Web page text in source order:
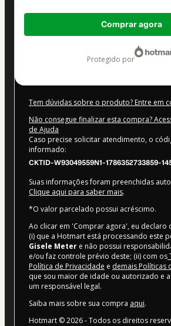
Total
Comprar agora
protegido por
Tem dúvidas sobre o produto? Entre em
Não consegue finalizar esta compra?
de Ajuda
Caso precise solicitar atendimento, o
informado:
CKTID-W93049559N1-1786352733859-
Suas informações foram preenchidas
Clique aqui para saber mais.
*O valor parcelado possui acréscimo.
Ao clicar em 'Comprar agora', eu declaro
(i) que a Hotmart está processando este
Gisele Meter e não possui
e/ou faz controle prévio deste; (ii) com os
Política de Privacidade e demais Políticas
que sou maior de idade ou autorizado e
um responsável legal.
Saiba mais sobre sua compra aqui.
Hotmart ©2026- Todos os direitos